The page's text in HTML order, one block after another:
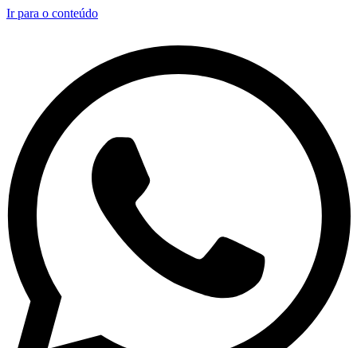
Ir para o conteúdo